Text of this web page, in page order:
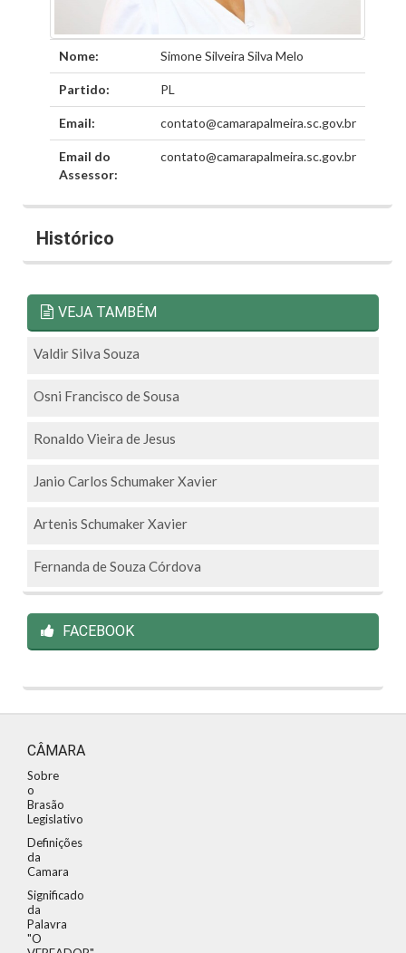
Nome: Simone Silveira Silva Melo
Partido: PL
Email: contato@camarapalmeira.sc.gov.br
Email do
Assessor:
contato@camarapalmeira.sc.gov.br
Histórico
VEJA TAMBÉM
Valdir Silva Souza
Osni Francisco de Sousa
Ronaldo Vieira de Jesus
Janio Carlos Schumaker Xavier
Artenis Schumaker Xavier
Fernanda de Souza Córdova
FACEBOOK
CÂMARA
Sobre
o
Brasão
Legislativo
Definições
da
Camara
Significado
da
Palavra
"O